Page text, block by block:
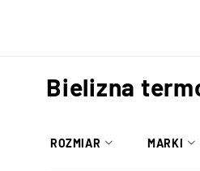
Bielizna
ROZMIAR MARKI